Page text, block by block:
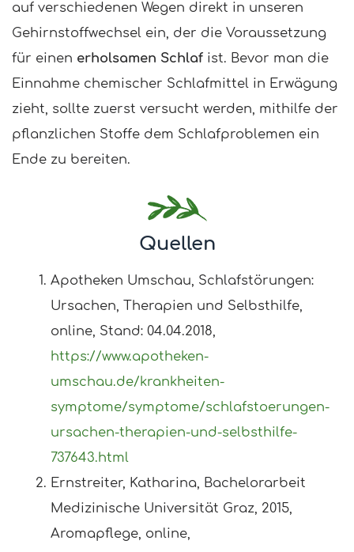
auf verschiedenen Wegen direkt in unseren
Gehirnstoffwechsel ein, der die Voraussetzung
für einen erholsamen Schlaf ist. Bevor man die
Einnahme chemischer Schlafmittel in Erwägung
zieht, sollte zuerst versucht werden, mithilfe der
pflanzlichen Stoffe dem Schlafproblemen ein
Ende zu bereiten.
Quellen
Apotheken Umschau, Schlafstörungen:
Ursachen, Therapien und Selbsthilfe,
online, Stand: 04.04.2018,
https://www.apotheken-
umschau.de/krankheiten-
symptome/symptome/schlafstoerungen-
ursachen-therapien-und-selbsthilfe-
737643.html
Ernstreiter, Katharina, Bachelorarbeit
Medizinische Universität Graz, 2015,
Aromapflege, online,